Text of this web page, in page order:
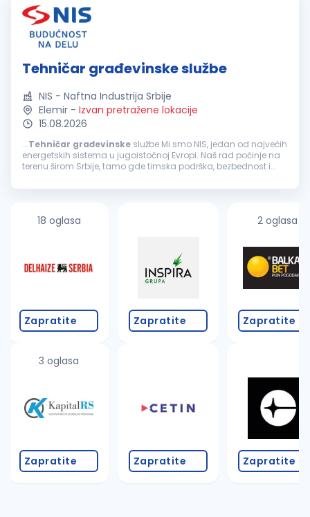
Tehničar građevinske službe
NIS - Naftna Industrija Srbije
Elemir - Izvan pretražene lokacije
15.08.2026
...Tehničar građevinske službe Mi smo NIS, jedan od najvećih
energetskih sistema u jugoistočnoj Evropi. Naš rad počinje na
terenu širom Srbije, tamo gde timska podrška, bezbednost i
18 oglasa
Zapratite
3 oglasa
Zapratite
Zapratite
Zapratite
2 oglasa
Zapratite
Zapratite